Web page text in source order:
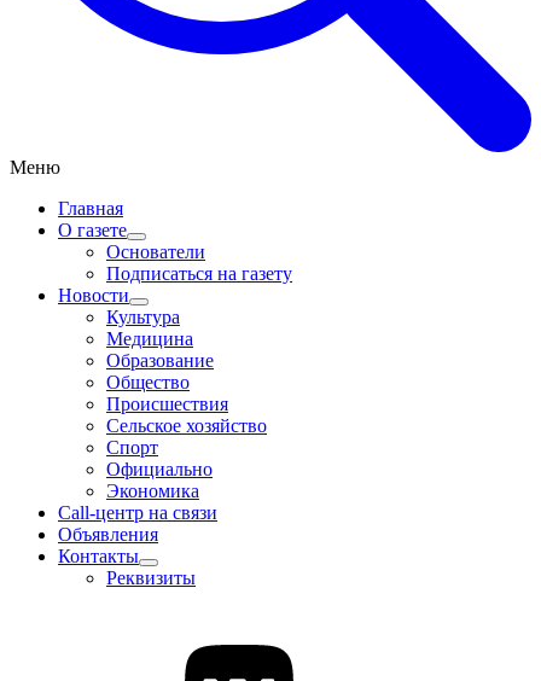
Меню
Главная
О газете
Основатели
Подписаться на газету
Новости
Культура
Медицина
Образование
Общество
Происшествия
Сельское хозяйство
Спорт
Официально
Экономика
Call-центр на связи
Объявления
Контакты
Реквизиты